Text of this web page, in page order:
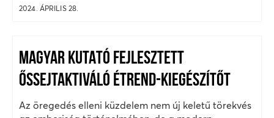
2024. ÁPRILIS 28.
MAGYAR KUTATÓ FEJLESZTETT
ŐSSEJTAKTIVÁLÓ ÉTREND-KIEGÉSZÍTŐT
Az öregedés elleni küzdelem nem új keletű törekvés